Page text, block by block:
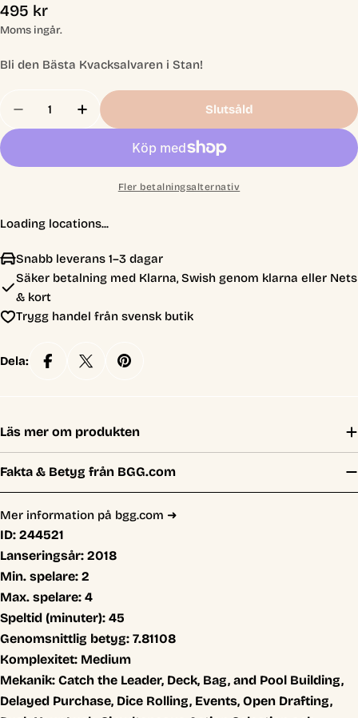
Ordinarie
pris
495 kr
Moms ingår.
Bli den Bästa Kvacksalvaren i Stan!
Minska Antal För The Quacks Of Quedlinburg
Öka Antal För The Quacks Of
Slutsåld
Fler betalningsalternativ
Loading locations...
Snabb leverans 1–3 dagar
Säker betalning med Klarna, Swish genom klarna eller Nets
& kort
Trygg handel från svensk butik
Dela:
Läs mer om produkten
Fakta & Betyg från BGG.com
Mer information på bgg.com ➜
ID: 244521
Lanseringsår: 2018
Min. spelare: 2
Max. spelare: 4
Speltid (minuter): 45
Genomsnittlig betyg: 7.81108
Komplexitet: Medium
Mekanik: Catch the Leader, Deck, Bag, and Pool Building,
Delayed Purchase, Dice Rolling, Events, Open Drafting,